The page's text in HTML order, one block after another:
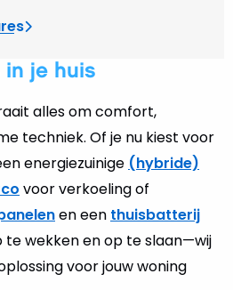
in je huis
alles om comfort,
techniek. Of je nu kiest voor
energiezuinige (hybride)
voor verkoeling of
en een thuisbatterij
te wekken en op te slaan—wij
voor jouw woning